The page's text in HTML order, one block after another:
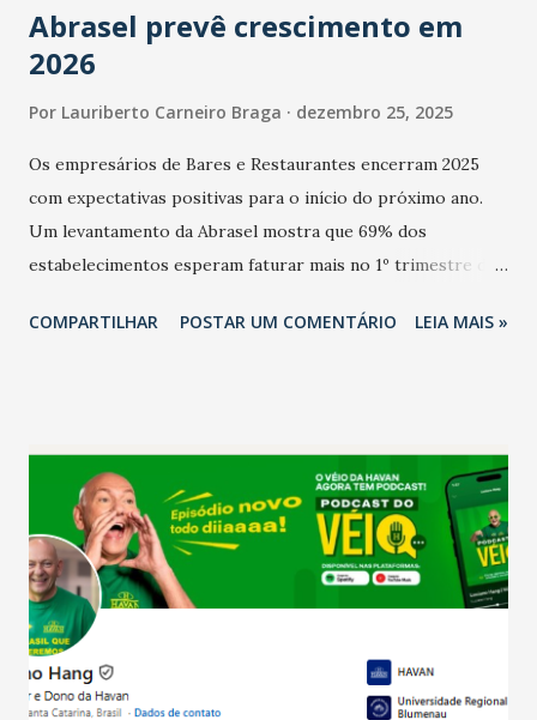
Abrasel prevê crescimento em
2026
Por Lauriberto Carneiro Braga dezembro 25, 2025
Os empresários de Bares e Restaurantes encerram 2025
com expectativas positivas para o início do próximo ano.
Um levantamento da Abrasel mostra que 69% dos
estabelecimentos esperam faturar mais no 1º trimestre de
relação ao último trimestre deste ano, 56% também
confraternizações de fim de ano e pelo pagamento do 13º
Salário para um número maior de trabalhadores, já que o
país tem a menor taxa de desemprego dos anos recentes.
Ainda segundo a Pesquisa, em novembro de 2025, 40% dos
bares e restaurantes operaram com lucro e outros 40%
registraram equilíbrio financeiro. Já o percentual de
estabelecimentos no prejuízo ficou em 19%, pouco abaixo
do observado no mês anterior. Outros 1% não existiam em
COMPARTILHAR POSTAR UM COMENTÁRIO LEIA MAIS »